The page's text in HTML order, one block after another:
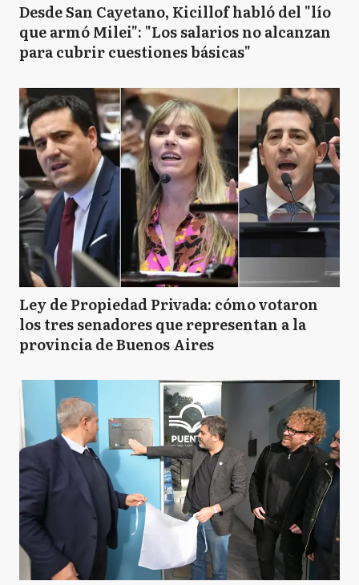
Desde San Cayetano, Kicillof habló del "lío
que armó Milei": "Los salarios no alcanzan
para cubrir cuestiones básicas"
Ley de Propiedad Privada: cómo votaron
los tres senadores que representan a la
provincia de Buenos Aires